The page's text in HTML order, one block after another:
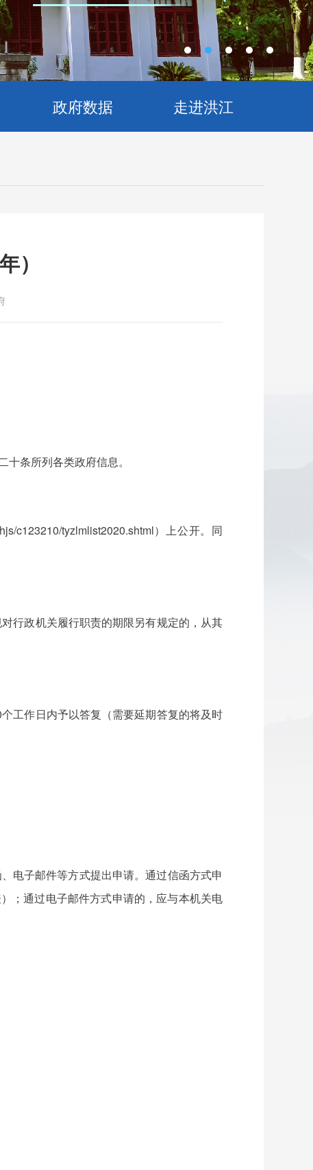
政府数据 走进洪江
）
条所列各类政府信息。
c123210/tyzlmlist2020.shtml）上公开。同
行政机关履行职责的期限另有规定的，从其
工作日内予以答复（需要延期答复的将及时
电子邮件等方式提出申请。通过信函方式申
；通过电子邮件方式申请的，应与本机关电